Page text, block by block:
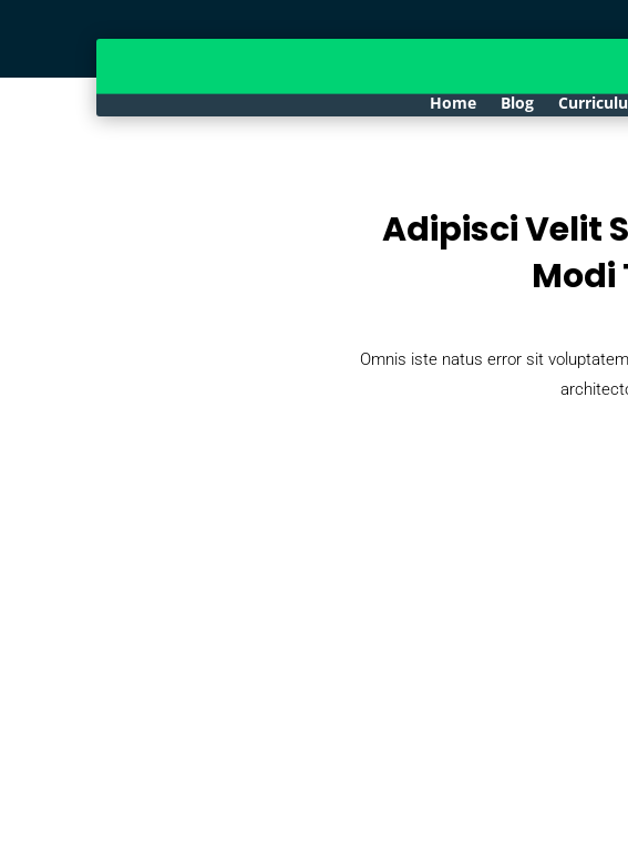
Home Blog
Adipisci Velit
Modi
Omnis iste natus error sit